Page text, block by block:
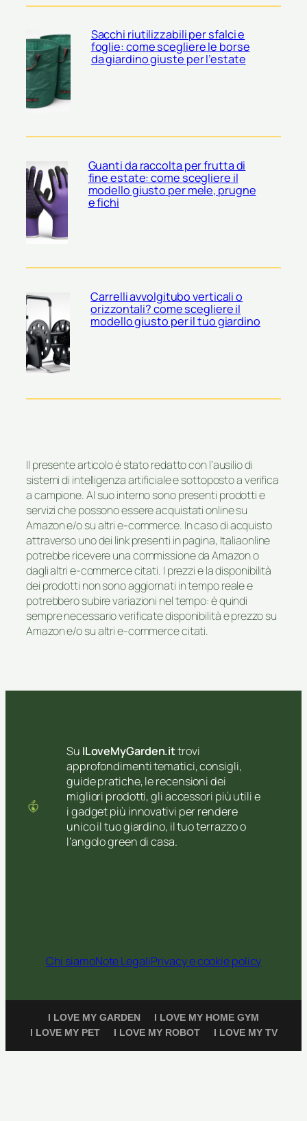
Sacchi riutilizzabili per sfalci e
foglie: come scegliere le borse
da giardino giuste per l’estate
Guanti da raccolta per frutta di
fine estate: come scegliere il
modello giusto per mele, prugne
e fichi
Carrelli avvolgitubo verticali o
orizzontali? come scegliere il
modello giusto per il tuo giardino
Il presente articolo è stato redatto con l’ausilio di
sistemi di intelligenza artificiale e sottoposto a verifica
a campione. Al suo interno sono presenti prodotti e
servizi che possono essere acquistati online su
Amazon e/o su altri e-commerce. In caso di acquisto
attraverso uno dei link presenti in pagina, Italiaonline
potrebbe ricevere una commissione da Amazon o
dagli altri e-commerce citati. I prezzi e la disponibilità
dei prodotti non sono aggiornati in tempo reale e
potrebbero subire variazioni nel tempo: è quindi
sempre necessario verificate disponibilità e prezzo su
Amazon e/o su altri e-commerce citati.
Su ILoveMyGarden.ittrovi
approfondimenti tematici, consigli,
guide pratiche, le recensioni dei
migliori prodotti, gli accessori più utili e
i gadget più innovativi per rendere
unico il tuo giardino, il tuo terrazzo o
l’angolo green di casa.
Chi siamoNote LegaliPrivacy e cookie policy
I LOVE MY GARDEN
I LOVE MY HOME GYM
I LOVE MY PET
I LOVE MY ROBOT I LOVE MY TV